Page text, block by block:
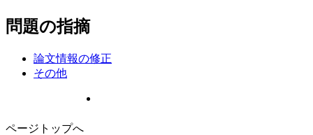
問題の指摘
論文情報の修正
その他
ページトップへ